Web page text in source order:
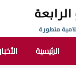
الرئيسية الأخبار